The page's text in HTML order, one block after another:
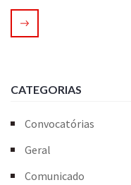
CATEGORIAS
Convocatórias
Geral
Comunicado